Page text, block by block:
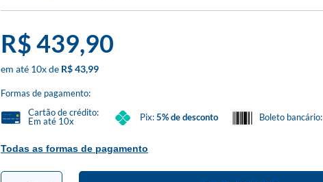
R$ 439,90
10x R$ 43,99
Formas de pagamento:
Todas as formas de pagamento
Cartão de crédito:
Em até 10x
Pix:5% de desconto Boleto bancário: